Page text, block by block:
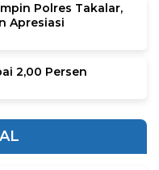
Polres Takalar,
Apresiasi
2,00 Persen